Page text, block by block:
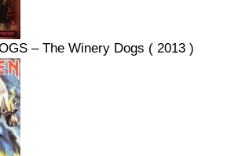
– The Winery Dogs ( 2013 )